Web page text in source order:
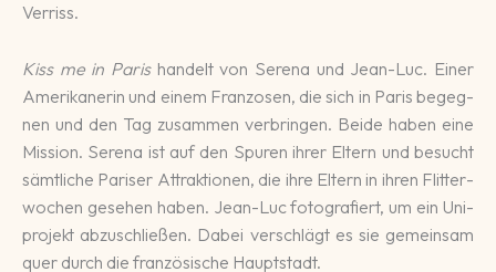
Verriss.
Kiss me in Parishandelt von Serena und Jean-Luc. Einer
Ame­rika­ne­rin und einem Fran­zosen, die sich in Paris be­geg­
nen und den Tag zu­sammen ver­brin­gen. Beide haben eine
Mission. Serena ist auf den Spu­ren ihrer Eltern und be­sucht
sämt­li­che Pari­ser Attrak­tio­nen, die ihre Eltern in ihren Flitter­
wochen ge­sehen ha­ben. Jean-Luc foto­gra­fiert, um ein Uni­
pro­jekt ab­zu­schlie­ßen. Dabei ver­schlägt es sie ge­mein­sam
quer durch die fran­zösi­sche Haupt­stadt.